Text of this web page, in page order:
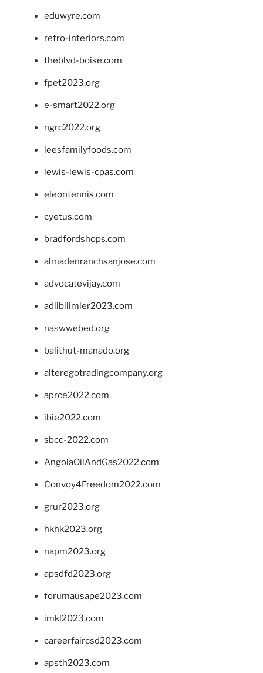
eduwyre.com
retro-interiors.com
theblvd-boise.com
fpet2023.org
e-smart2022.org
ngrc2022.org
leesfamilyfoods.com
lewis-lewis-cpas.com
eleontennis.com
cyetus.com
bradfordshops.com
almadenranchsanjose.com
advocatevijay.com
adlibilimler2023.com
naswwebed.org
balithut-manado.org
alteregotradingcompany.org
aprce2022.com
ibie2022.com
sbcc-2022.com
AngolaOilAndGas2022.com
Convoy4Freedom2022.com
grur2023.org
hkhk2023.org
napm2023.org
apsdfd2023.org
forumausape2023.com
imkl2023.com
careerfaircsd2023.com
apsth2023.com